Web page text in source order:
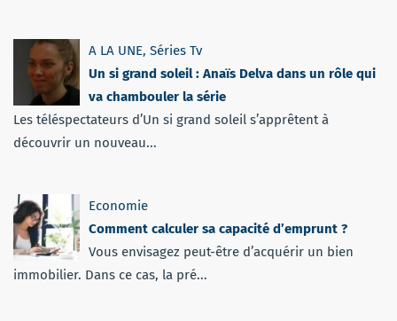
A LA UNE, Séries Tv
Un si grand soleil : Anaïs Delva dans un rôle qui
va chambouler la série
Les téléspectateurs d’Un si grand soleil s’apprêtent à
découvrir un nouveau...
Economie
Comment calculer sa capacité d’emprunt ?
Vous envisagez peut-être d’acquérir un bien
immobilier. Dans ce cas, la pré...